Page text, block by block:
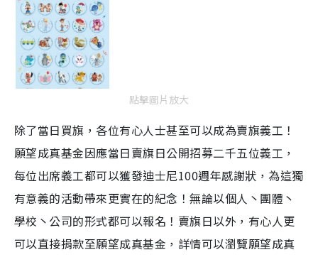
點擊圖片放大
除了當日買旗，各位有心人士甚至可以成為賣旗義工！
願望成真基金因應當日賣旗日公開招募二千五位義工，
每位出席義工都可以獲發迪士尼100週年感謝狀，為這獨
有意義的活動帶來更實在的紀念！無論以個人丶團體丶
學校丶公司的形式都可以報名！賣旗日以外，有心人更
可以直接捐款至願望成真基金，詳情可以瀏覽願望成真